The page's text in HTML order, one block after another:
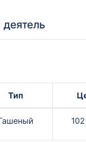
Тип